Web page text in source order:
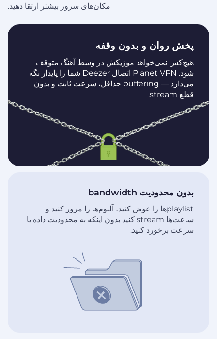
مکان‌های سرور بیشتر ارتقا دهید.
پخش روان و بدون وقفه
هیچ‌کس نمی‌خواهد موزیکش در وسط آهنگ متوقف
شود. Planet VPN اتصال Deezer شما را پایدار نگه
می‌دارد — buffering حداقل، سرعت ثابت و بدون
قطع stream.
بدون محدودیت bandwidth
playlist‌ها را عوض کنید، آلبوم‌ها را مرور کنید و
ساعت‌ها stream کنید بدون اینکه به محدودیت داده یا
سرعت برخورد کنید.